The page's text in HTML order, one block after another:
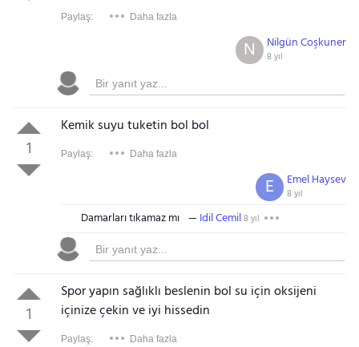
Paylaş: Daha fazla
Nilgün Coşkuner
8 yıl
N
1
Kemik suyu tuketin bol bol
Paylaş: Daha fazla
Emel Haysev
8 yıl
E
Damarları tıkamaz mı Idil Cemil8 yıl
1
Spor yapın sağlıklı beslenin bol su için oksijeni
içinize çekin ve iyi hissedin
Paylaş: Daha fazla